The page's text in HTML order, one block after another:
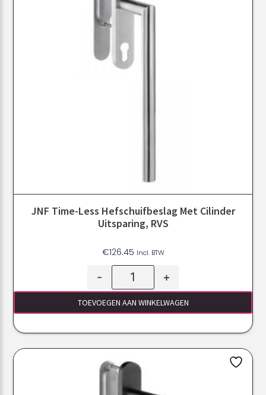
JNF Time-Less Hefschuifbeslag Met Cilinder
Uitsparing, RVS
€126.45 Incl. BTW
- +
TOEVOEGEN AAN WINKELWAGEN